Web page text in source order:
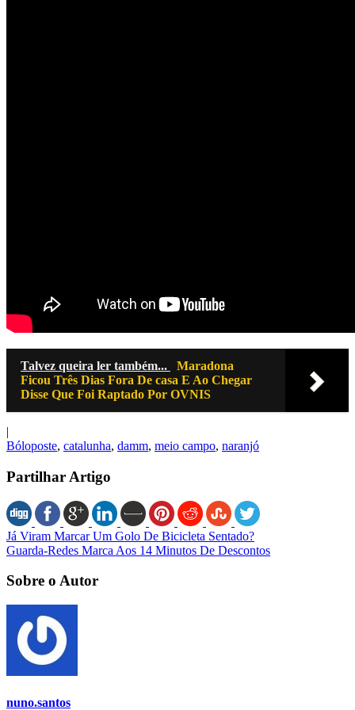
Talvez queira ler também...
Maradona
Ficou Três Dias Fora De casa E Ao Chegar
Disse Que Foi Raptado Por OVNIS
|
Bóloposte, catalunha, damm, meio campo, naranjó
Partilhar Artigo
Já Viram Marcar Um Golo De Bicicleta Sentado?
Guarda-Redes Marca Aos 14 Minutos De Descontos
Sobre o Autor
nuno.santos